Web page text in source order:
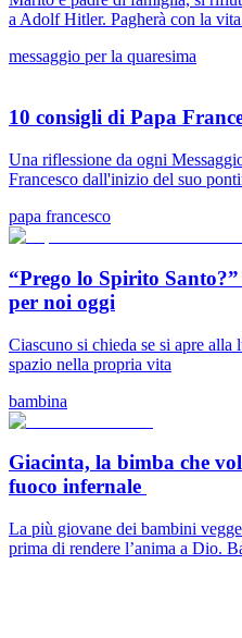
a Adolf Hitler. Pagherà con la
messaggio per la quaresima
10 consigli di Papa
Una riflessione da ogni
Francesco dall'inizio del suo
papa francesco
“Prego lo Spirito
per noi oggi
Ciascuno si chieda se si apre
spazio nella propria vita
bambina
Giacinta, la bimba che
fuoco infernale
La più giovane dei bambini
prima di rendere l’anima a Dio.